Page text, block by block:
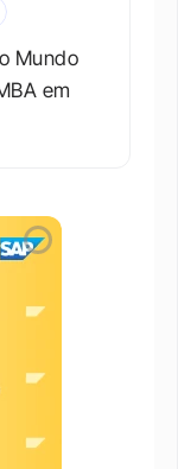
Mundo
em